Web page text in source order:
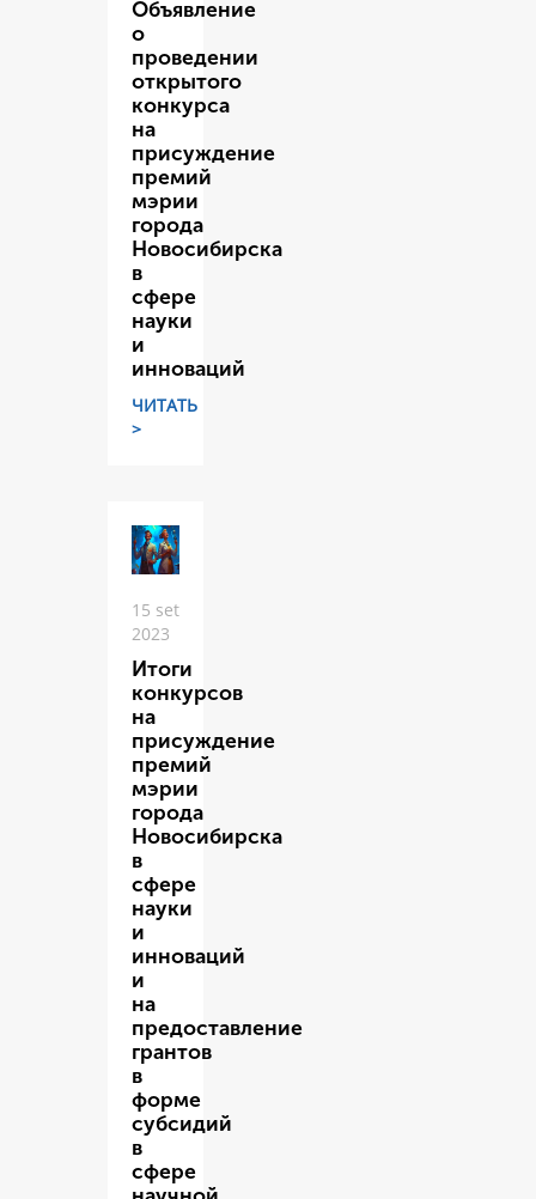
Объявление
о
проведении
открытого
конкурса
на
присуждение
премий
мэрии
города
Новосибирска
в
сфере
науки
и
инноваций
ЧИТАТЬ
>
15 set
2023
Итоги
конкурсов
на
присуждение
премий
мэрии
города
Новосибирска
в
сфере
науки
и
инноваций
и
на
предоставление
грантов
в
форме
субсидий
в
сфере